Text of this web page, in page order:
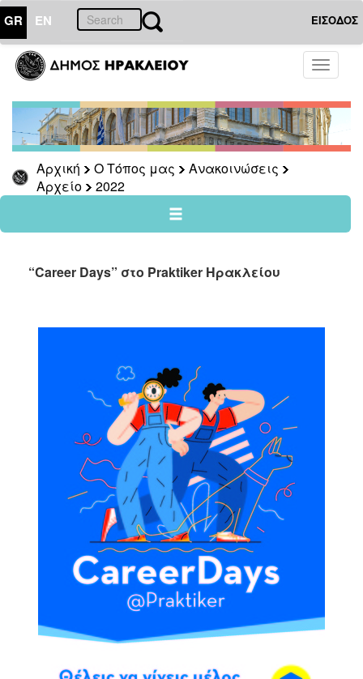
GR EN ΕΙΣΟΔΟΣ
Toggle
Αρχική Ο Τόπος μας
Ανακοινώσεις
Αρχείο
2022
ΤΟΠΟΣ
ΜΑΣ
Ανακοινώσεις
Αρχείο
2026
2025
2015
2012
2011
“Career Days” στο Praktiker Ηρακλείου